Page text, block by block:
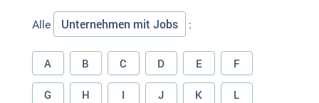
Alle Unternehmen mit Jobs :
A B C D E F
G H I J K L